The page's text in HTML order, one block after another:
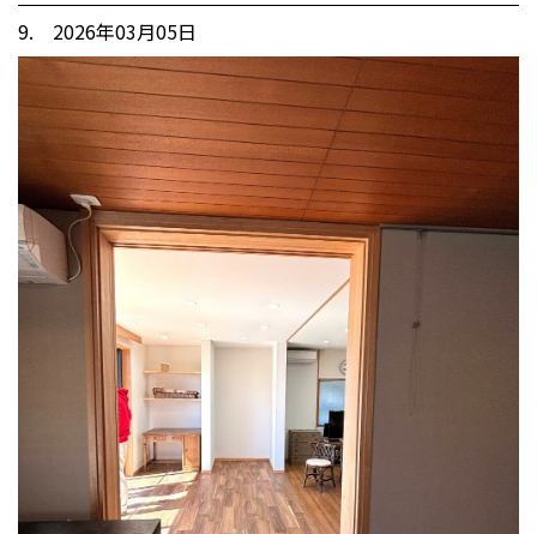
9. 2026年03月05日